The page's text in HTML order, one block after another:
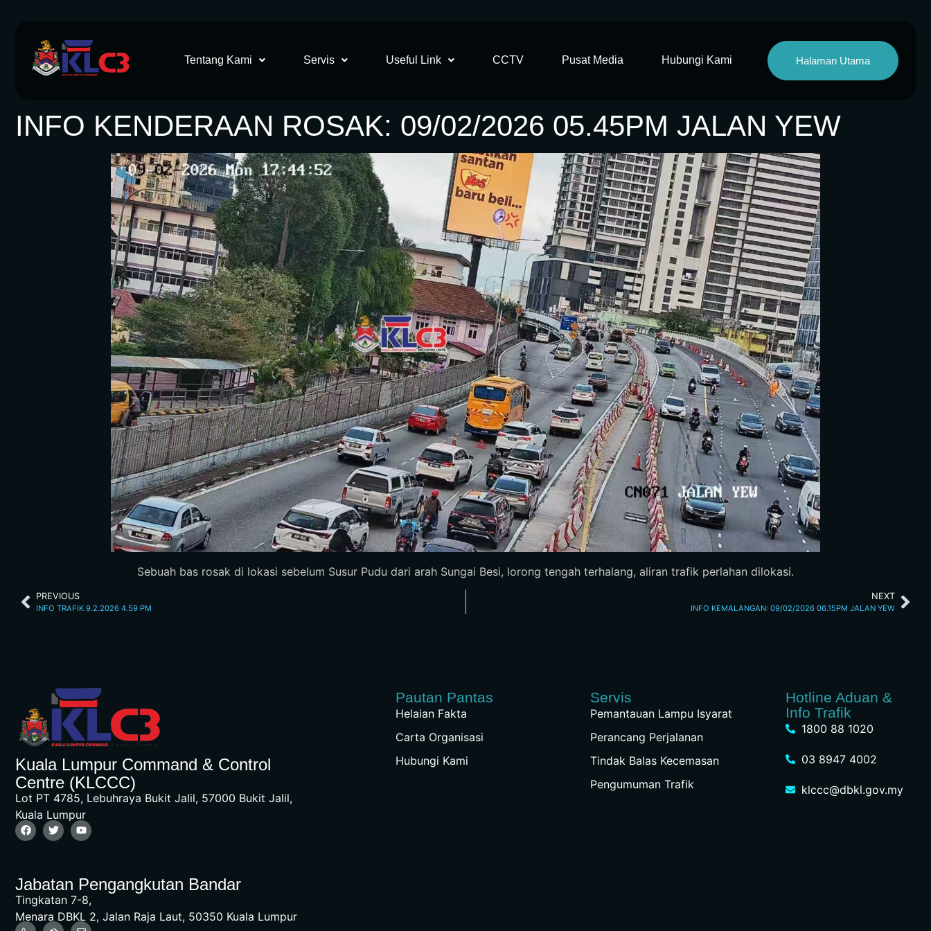
Tentang Kami Servis Useful Link CCTV Pusat Media Hubungi Kami Halaman Utama
INFO KENDERAAN ROSAK: 09/02/2026 05.45PM JALAN YEW
Sebuah bas rosak di lokasi sebelum Susur Pudu dari arah Sungai Besi, lorong tengah terhalang, aliran trafik perlahan dilokasi.
PREVIOUS
INFO TRAFIK 9.2.2026 4.59 PM
NEXT
INFO KEMALANGAN: 09/02/2026 06.15PM JALAN YEW
Kuala Lumpur Command & Control
Centre (KLCCC)
Lot PT 4785, Lebuhraya Bukit Jalil, 57000 Bukit Jalil,
Kuala Lumpur
Jabatan Pengangkutan Bandar
Tingkatan 7-8,
Menara DBKL 2, Jalan Raja Laut, 50350 Kuala Lumpur
Pautan Pantas
Helaian Fakta
Carta Organisasi
Hubungi Kami
Servis
Pemantauan Lampu Isyarat
Perancang Perjalanan
Tindak Balas Kecemasan
Pengumuman Trafik
Hotline Aduan &
Info Trafik
1800 88 1020
03 8947 4002
klccc@dbkl.gov.my